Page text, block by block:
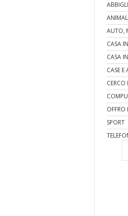
AUTO,
CASA
CASA
CASE E
CERCO
OFFRO
SPORT